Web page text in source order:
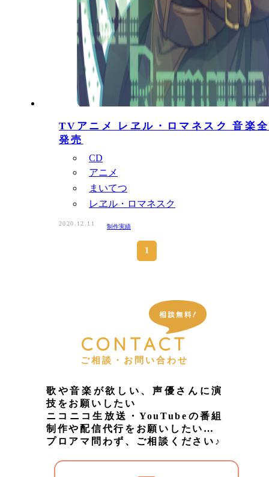
TVアニメ レヱル・ロマネスク 音楽
発売
CD
アニメ
まいてつ
レヱル・ロマネスク
2020.12.11 制作実績
1
CONTACT
ご相談・お問い合わせ
歌や音楽が欲しい、声優さんに演
技をお願いしたい
ニコニコ生放送・YouTubeの番組
制作や配信代行をお願いしたい…
プロアマ問わず、ご相談ください♪